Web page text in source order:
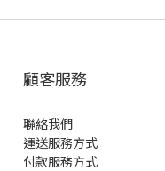
顧客服務
聯絡我們
運送服務方式
付款服務方式